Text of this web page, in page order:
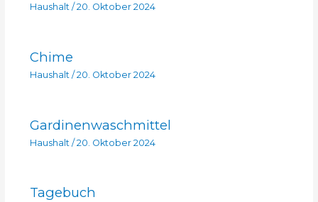
Haushalt/ 20. Oktober 2024
Chime
Haushalt/ 20. Oktober 2024
Gardinenwaschmittel
Haushalt / 20. Oktober 2024
Tagebuch